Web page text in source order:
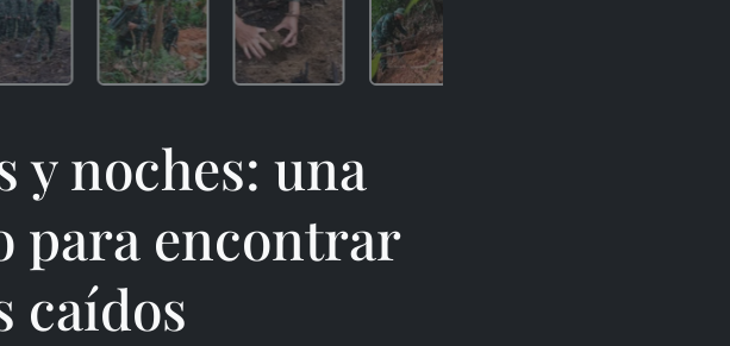
y noches: una
para encontrar
caídos